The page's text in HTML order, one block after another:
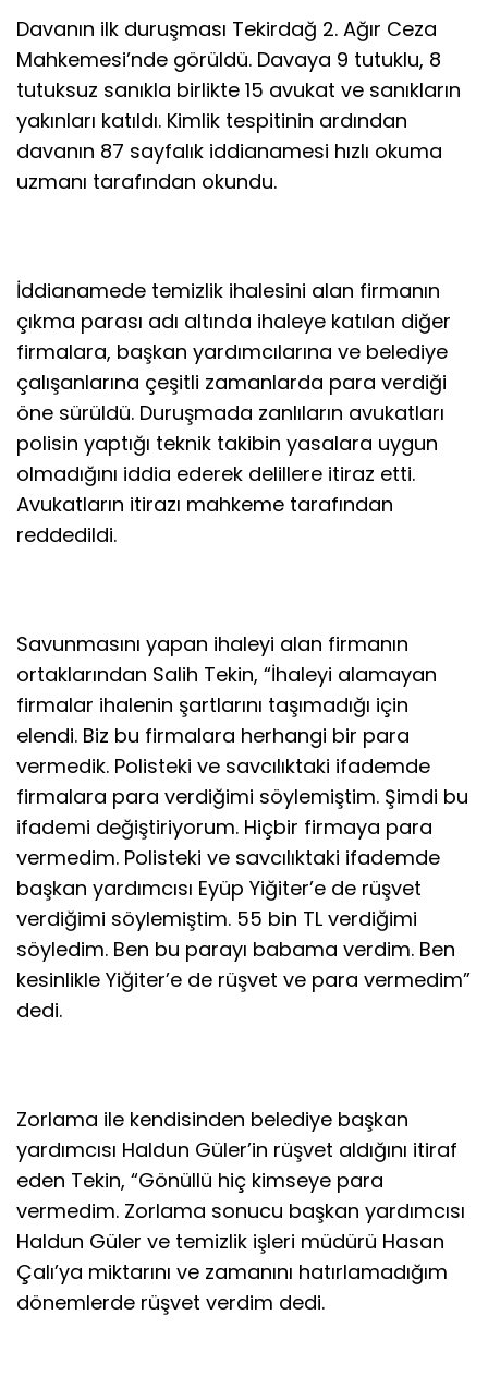
Davanın ilk duruşması Tekirdağ 2. Ağır Ceza
Mahkemesi’nde görüldü. Davaya 9 tutuklu, 8
tutuksuz sanıkla birlikte 15 avukat ve sanıkların
yakınları katıldı. Kimlik tespitinin ardından
davanın 87 sayfalık iddianamesi hızlı okuma
uzmanı tarafından okundu.
İddianamede temizlik ihalesini alan firmanın
çıkma parası adı altında ihaleye katılan diğer
firmalara, başkan yardımcılarına ve belediye
çalışanlarına çeşitli zamanlarda para verdiği
öne sürüldü. Duruşmada zanlıların avukatları
polisin yaptığı teknik takibin yasalara uygun
olmadığını iddia ederek delillere itiraz etti.
Avukatların itirazı mahkeme tarafından
reddedildi.
Savunmasını yapan ihaleyi alan firmanın
ortaklarından Salih Tekin, “İhaleyi alamayan
firmalar ihalenin şartlarını taşımadığı için
elendi. Biz bu firmalara herhangi bir para
vermedik. Polisteki ve savcılıktaki ifademde
firmalara para verdiğimi söylemiştim. Şimdi bu
ifademi değiştiriyorum. Hiçbir firmaya para
vermedim. Polisteki ve savcılıktaki ifademde
başkan yardımcısı Eyüp Yiğiter’e de rüşvet
verdiğimi söylemiştim. 55 bin TL verdiğimi
söyledim. Ben bu parayı babama verdim. Ben
kesinlikle Yiğiter’e de rüşvet ve para vermedim”
dedi.
Zorlama ile kendisinden belediye başkan
yardımcısı Haldun Güler’in rüşvet aldığını itiraf
eden Tekin, “Gönüllü hiç kimseye para
vermedim. Zorlama sonucu başkan yardımcısı
Haldun Güler ve temizlik işleri müdürü Hasan
Çalı’ya miktarını ve zamanını hatırlamadığım
dönemlerde rüşvet verdim dedi.